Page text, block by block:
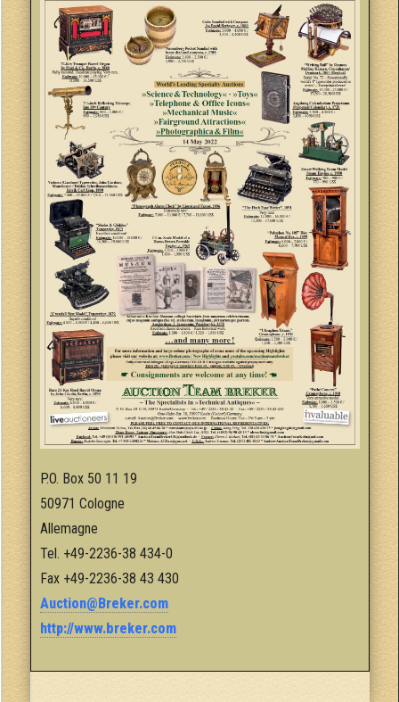
P.O. Box 50 11 19
50971 Cologne
Allemagne
Tel. +49-2236-38 434-0
Fax +49-2236-38 43 430
Auction@Breker.com
http://www.breker.com